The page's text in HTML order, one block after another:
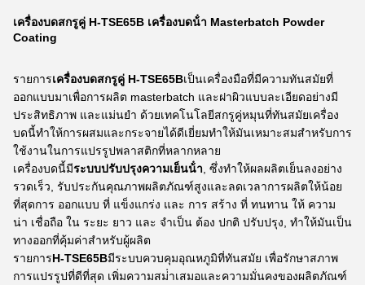
เครื่องบดสกรูคู่ H-TSE65B เครื่องบดน้ํา Masterbatch Powder
Coating
รายการเครื่องบดสกรูคู่ H-TSE65Bเป็นเครื่องมือที่มีความทันสมัยที่
ออกแบบมาเพื่อการผลิต masterbatch และฝาผิวแบบละเอียดอย่างมี
ประสิทธิภาพ และแม่นยํา ด้วยเทคโนโลยีสกรูคู่หมุนที่ทันสมัยเครื่อง
บดนี้ทําให้การผสมและกระจายได้ดีเยี่ยมทําให้มันเหมาะสมสําหรับการ
ใช้งานในการแปรรูปพลาสติกที่หลากหลาย
เครื่องบดนี้มีระบบปรับปรุงความเย็นน้ํา , ซึ่งทําให้ผลผลิตเย็นลงอย่าง
รวดเร็ว, รับประกันคุณภาพผลิตภัณฑ์สูงและลดเวลาการผลิตให้น้อย
ที่สุดการ ออกแบบ ที่ แข็งแกร่ง และ การ สร้าง ที่ ทนทาน ให้ ความ
น่า เชื่อถือ ใน ระยะ ยาว และ จําเป็น ต้อง ปกติ ปรับปรุง, ทําให้มันเป็น
ทางออกที่คุ้มค่าสําหรับผู้ผลิต
รายการH-TSE65Bมีระบบควบคุมอุณหภูมิที่ทันสมัย เพื่อรักษาสภาพ
การแปรรูปที่ดีที่สุด เพิ่มความสม่ําเสมอและความมั่นคงของผลิตภัณฑ์